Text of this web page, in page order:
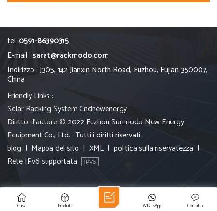
tel :0591-86390315
E-mail : sarat@rackmodo.com
Indirizzo : J305, 142 Jianxin North Road, Fuzhou, Fujian 350007,
China
Friendly Links :
Solar Racking SystemCndnewenergy
Diritto d'autore © 2022 Fuzhou Sunmodo New Energy
Equipment Co., Ltd. . Tutti i diritti riservati .
blog | Mappa del sito | XML | politica sulla riservatezza |
Rete IPv6 supportata
Casa Prodotti Contatto
WhatsApp